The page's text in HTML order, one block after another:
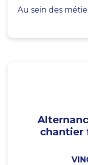
Au sein des
chantier